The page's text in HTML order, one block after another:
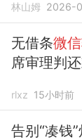
林山姆 2026-
无借条微
席审理判
rlxz 15小时前
告别“凑钱